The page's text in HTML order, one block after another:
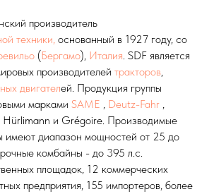
производитель
техники, основанный в 1927 году, со
(Бергамо), Италия. SDF является
производителей тракторов,
двигателей. Продукция группы
марками SAME , Deutz-Fahr ,
Hürlimann и Grégoire. Производимые
имеют диапазон мощностей от 25 до
комбайны - до 395 л.с.
площадок, 12 коммерческих
предприятия, 155 импортеров, более